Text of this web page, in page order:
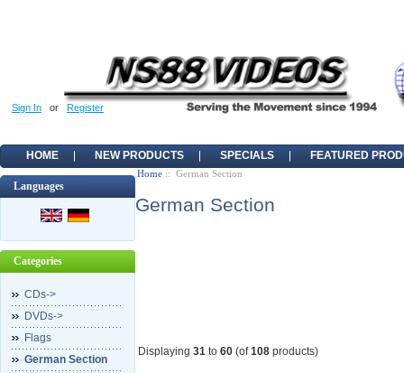
Sign In or Register
HOME NEW PRODUCTS SPECIALS FEATURED
Languages
Categories
CDs->
DVDs->
Flags
German Section
Home :: German Section
German Section
Displaying 31 to 60 (of108 products)